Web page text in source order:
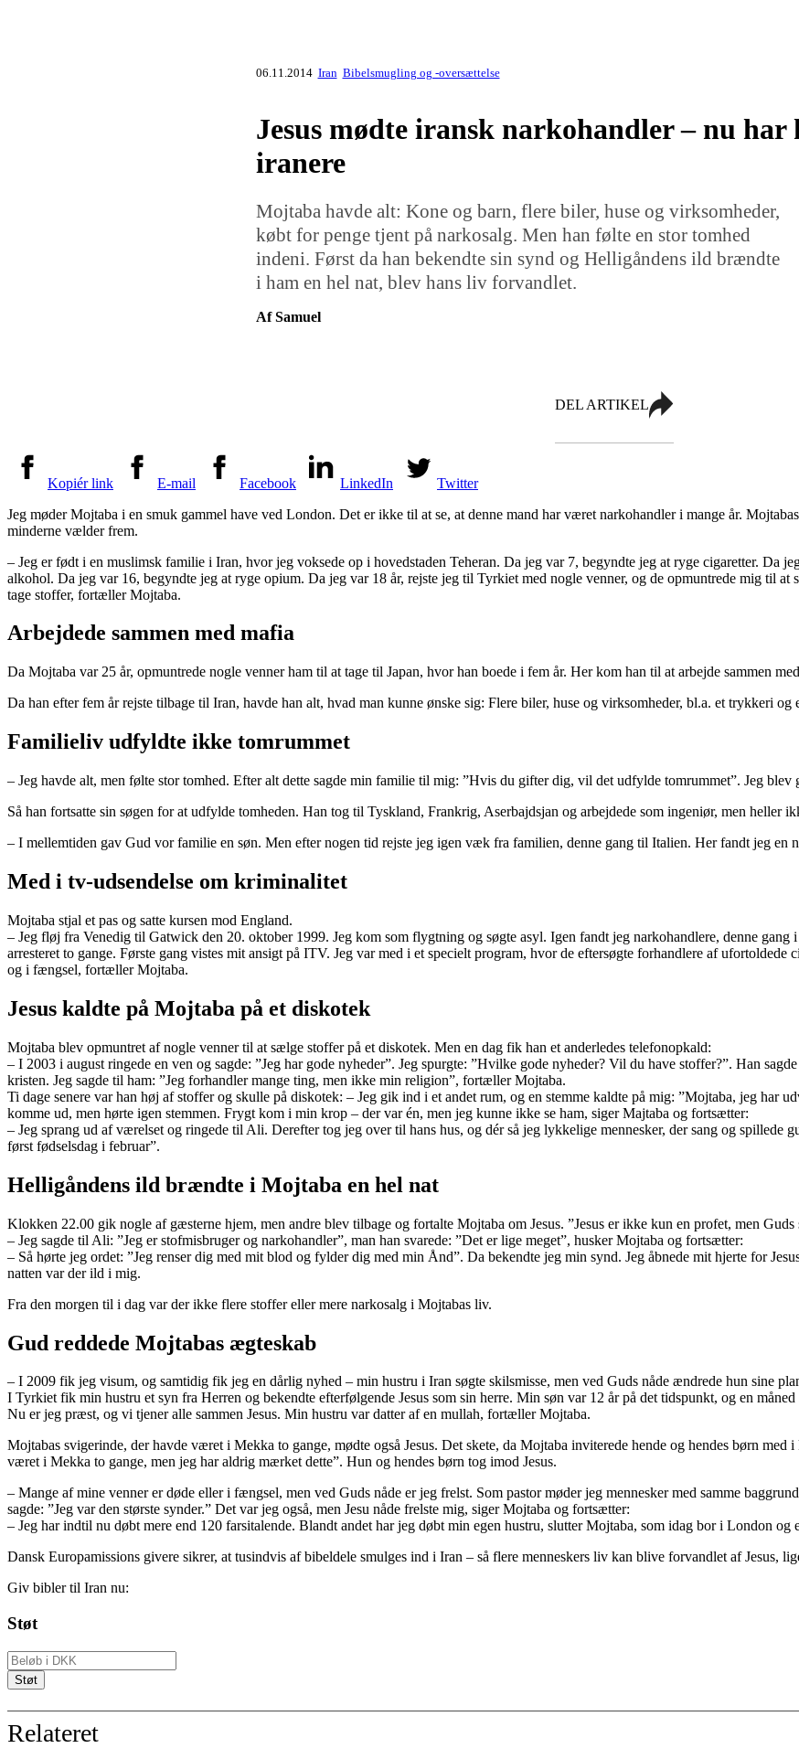
06.11.2014 Iran Bibelsmugling og -oversættelse
Jesus mødte iransk narkohandler – nu har
iranere
Mojtaba havde alt: Kone og barn, flere biler, huse og virksomheder,
købt for penge tjent på narkosalg. Men han følte en stor tomhed
indeni. Først da han bekendte sin synd og Helligåndens ild brændte
i ham en hel nat, blev hans liv forvandlet.
Af Samuel
DEL ARTIKEL
Kopiér link E-mail Facebook LinkedIn
Twitter
Jeg møder Mojtaba i en smuk gammel have ved London. Det er ikke til at se, at denne mand har været narkohandler i mange år.
minderne vælder frem.
– Jeg er født i en muslimsk familie i Iran, hvor jeg voksede op i hovedstaden Teheran. Da jeg var 7, begyndte jeg at ryge cigaretter. Da
alkohol. Da jeg var 16, begyndte jeg at ryge opium. Da jeg var 18 år, rejste jeg til Tyrkiet med nogle venner, og de opmuntrede mig til
tage stoffer, fortæller Mojtaba.
Arbejdede sammen med mafia
Da Mojtaba var 25 år, opmuntrede nogle venner ham til at tage til Japan, hvor han boede i fem år. Her kom han til at arbejde sammen
Da han efter fem år rejste tilbage til Iran, havde han alt, hvad man kunne ønske sig: Flere biler, huse og virksomheder, bl.a. et trykkeri
Familieliv udfyldte ikke tomrummet
– Jeg havde alt, men følte stor tomhed. Efter alt dette sagde min familie til mig: ”Hvis du gifter dig, vil det udfylde tomrummet”. Jeg
Så han fortsatte sin søgen for at udfylde tomheden. Han tog til Tyskland, Frankrig, Aserbajdsjan og arbejdede som ingeniør, men heller
– I mellemtiden gav Gud vor familie en søn. Men efter nogen tid rejste jeg igen væk fra familien, denne gang til Italien. Her fandt jeg en
Med i tv-udsendelse om kriminalitet
Mojtaba stjal et pas og satte kursen mod England.
– Jeg fløj fra Venedig til Gatwick den 20. oktober 1999. Jeg kom som flygtning og søgte asyl. Igen fandt jeg narkohandlere, denne
arresteret to gange. Første gang vistes mit ansigt på ITV. Jeg var med i et specielt program, hvor de eftersøgte forhandlere af
og i fængsel, fortæller Mojtaba.
Jesus kaldte på Mojtaba på et diskotek
Mojtaba blev opmuntret af nogle venner til at sælge stoffer på et diskotek. Men en dag fik han et anderledes telefonopkald:
– I 2003 i august ringede en ven og sagde: ”Jeg har gode nyheder”. Jeg spurgte: ”Hvilke gode nyheder? Vil du have stoffer?”. Han
kristen. Jeg sagde til ham: ”Jeg forhandler mange ting, men ikke min religion”, fortæller Mojtaba.
Ti dage senere var han høj af stoffer og skulle på diskotek: – Jeg gik ind i et andet rum, og en stemme kaldte på mig: ”Mojtaba, jeg har
komme ud, men hørte igen stemmen. Frygt kom i min krop – der var én, men jeg kunne ikke se ham, siger Majtaba og fortsætter:
– Jeg sprang ud af værelset og ringede til Ali. Derefter tog jeg over til hans hus, og dér så jeg lykkelige mennesker, der sang og spillede
først fødselsdag i februar”.
Helligåndens ild brændte i Mojtaba en hel nat
Klokken 22.00 gik nogle af gæsterne hjem, men andre blev tilbage og fortalte Mojtaba om Jesus. ”Jesus er ikke kun en profet, men
– Jeg sagde til Ali: ”Jeg er stofmisbruger og narkohandler”, man han svarede: ”Det er lige meget”, husker Mojtaba og fortsætter:
– Så hørte jeg ordet: ”Jeg renser dig med mit blod og fylder dig med min Ånd”. Da bekendte jeg min synd. Jeg åbnede mit hjerte for
natten var der ild i mig.
Fra den morgen til i dag var der ikke flere stoffer eller mere narkosalg i Mojtabas liv.
Gud reddede Mojtabas ægteskab
– I 2009 fik jeg visum, og samtidig fik jeg en dårlig nyhed – min hustru i Iran søgte skilsmisse, men ved Guds nåde ændrede hun sine
I Tyrkiet fik min hustru et syn fra Herren og bekendte efterfølgende Jesus som sin herre. Min søn var 12 år på det tidspunkt, og en
Nu er jeg præst, og vi tjener alle sammen Jesus. Min hustru var datter af en mullah, fortæller Mojtaba.
Mojtabas svigerinde, der havde været i Mekka to gange, mødte også Jesus. Det skete, da Mojtaba inviterede hende og hendes børn
været i Mekka to gange, men jeg har aldrig mærket dette”. Hun og hendes børn tog imod Jesus.
– Mange af mine venner er døde eller i fængsel, men ved Guds nåde er jeg frelst. Som pastor møder jeg mennesker med samme
sagde: ”Jeg var den største synder.” Det var jeg også, men Jesu nåde frelste mig, siger Mojtaba og fortsætter:
– Jeg har indtil nu døbt mere end 120 farsitalende. Blandt andet har jeg døbt min egen hustru, slutter Mojtaba, som idag bor i London og
Dansk Europamissions givere sikrer, at tusindvis af bibeldele smulges ind i Iran – så flere menneskers liv kan blive forvandlet af Jesus,
Giv bibler til Iran nu:
Støt
Relateret